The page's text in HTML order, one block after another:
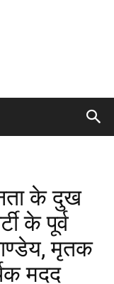
के दुख
के पूर्व
मृतक
मदद